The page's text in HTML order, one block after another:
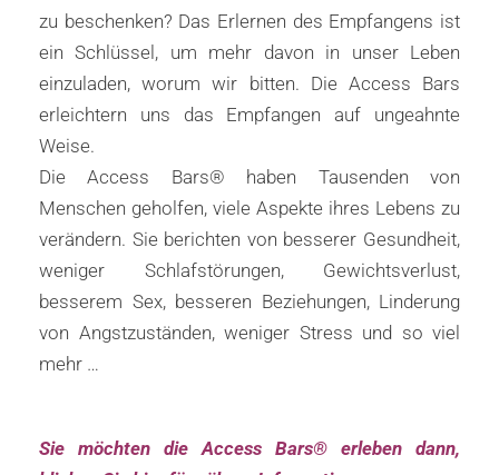
zu beschenken? Das Erlernen des Empfangens ist
ein Schlüssel, um mehr davon in unser Leben
einzuladen, worum wir bitten. Die Access Bars
erleichtern uns das Empfangen auf ungeahnte
Weise.
Die Access Bars® haben Tausenden von
Menschen geholfen, viele Aspekte ihres Lebens zu
verändern. Sie berichten von besserer Gesundheit,
weniger Schlafstörungen, Gewichtsverlust,
besserem Sex, besseren Beziehungen, Linderung
von Angstzuständen, weniger Stress und so viel
mehr …
Sie möchten die Access Bars® erleben dann,